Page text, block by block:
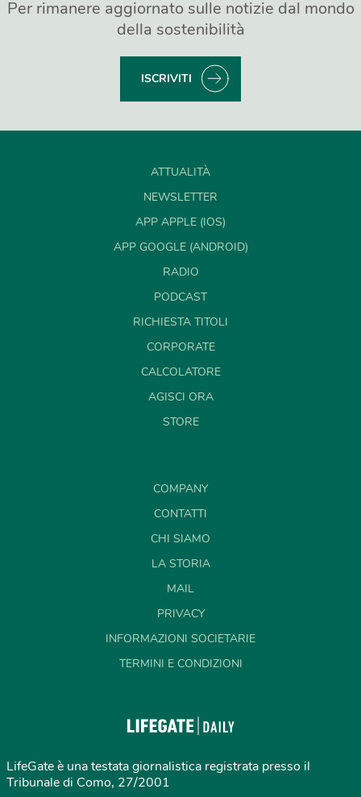
Per rimanere aggiornato sulle notizie dal mondo
della sostenibilità
ISCRIVITI
ATTUALITÀ
NEWSLETTER
APP APPLE (IOS)
APP GOOGLE (ANDROID)
RADIO
PODCAST
RICHIESTA TITOLI
CORPORATE
CALCOLATORE
AGISCI ORA
STORE
COMPANY
CONTATTI
CHI SIAMO
LA STORIA
MAIL
PRIVACY
INFORMAZIONI SOCIETARIE
TERMINI E CONDIZIONI
LifeGate è una testata giornalistica registrata presso il
Tribunale di Como, 27/2001